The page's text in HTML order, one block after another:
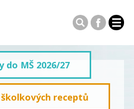
do MŠ 2026/27
receptů